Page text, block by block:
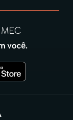
você.
aba)